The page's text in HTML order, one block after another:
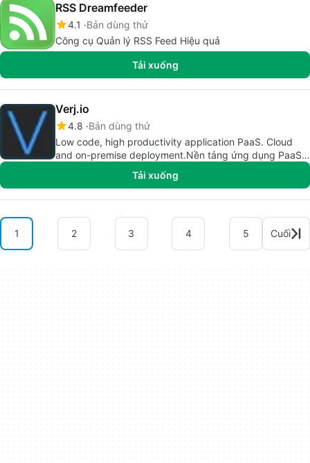
RSS Dreamfeeder
4.1
Bản dùng thử
Công cụ Quản lý RSS Feed Hiệu quả
Tải xuống
Verj.io
4.8 Bản dùng thử
Low code, high productivity application PaaS. Cloud
and on-premise deployment.Nền tảng ứng dụng PaaS
với mã nguồn ít và năng suất cao. Triển khai trên đám
mây và trên nơi trực tiếp.
Tải xuống
1 2 3 4 5 Cuối